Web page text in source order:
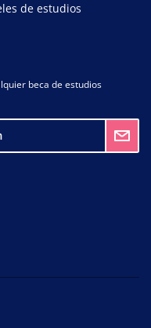
de estudios
beca de estudios